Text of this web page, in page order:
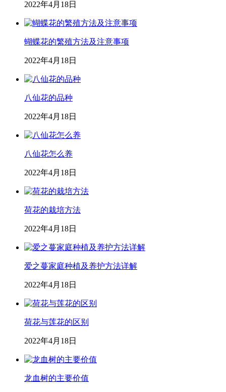
2022年4月18日
蝴蝶花的繁殖方法及注意事项
2022年4月18日
八仙花的品种
2022年4月18日
八仙花怎么养
2022年4月18日
荷花的栽培方法
2022年4月18日
爱之蔓家庭种植及养护方法详解
2022年4月18日
荷花与莲花的区别
2022年4月18日
龙血树的主要价值